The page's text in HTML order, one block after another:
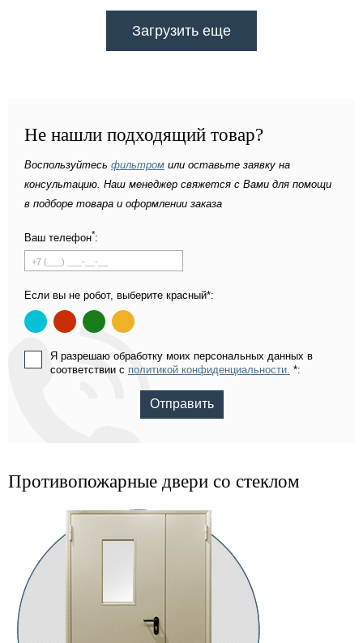
Загрузить еще
Не нашли подходящий товар?
Воспользуйтесь фильтром или оставьте заявку на
консультацию. Наш менеджер свяжется с Вами для помощи
в подборе товара и оформлении заказа
Ваш телефон*:
Если вы не робот, выберите красный*:
Я разрешаю обработку моих персональных данных в
соответствии с политикой конфиденциальности. *:
Отправить
Противопожарные двери со стеклом